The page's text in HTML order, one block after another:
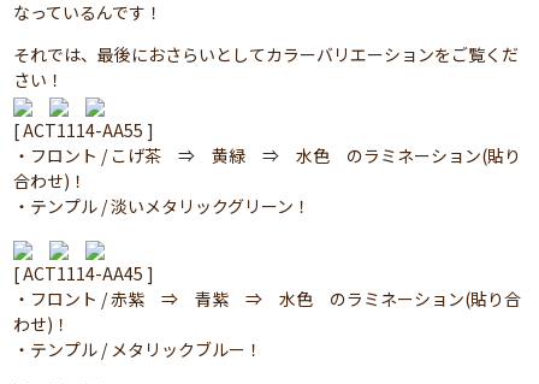
なっているんです！
それでは、最後におさらいとしてカラーバリエーションをご覧くだ
さい！
[ ACT1114-AA55 ]
・フロント / こげ茶 ⇒ 黄緑 ⇒ 水色 のラミネーション(貼り
合わせ)！
・テンプル / 淡いメタリックグリーン！
[ ACT1114-AA45 ]
・フロント / 赤紫 ⇒ 青紫 ⇒ 水色 のラミネーション(貼り合
わせ)！
・テンプル / メタリックブルー！